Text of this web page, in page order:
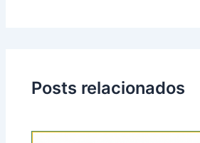
Posts relacionados